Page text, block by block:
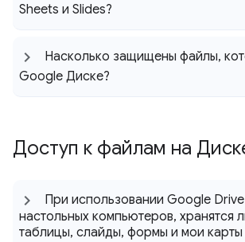
Sheets и Slides?
Насколько защищены файлы,
Google Диске?
Доступ к файлам на
При использовании Google
настольных компьютеров, хранятся
таблицы, слайды, формы и мои